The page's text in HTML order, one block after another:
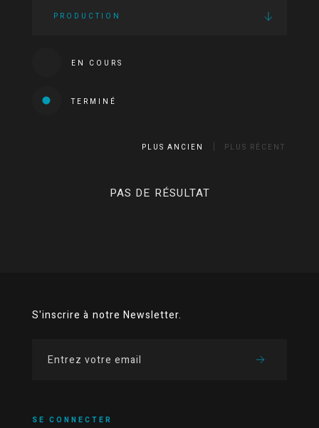
PRODUCTION
EN COURS
TERMINÉ
PLUS ANCIEN PLUS RÉCENT
PAS DE RÉSULTAT
S'inscrire à notre Newsletter.
SE CONNECTER